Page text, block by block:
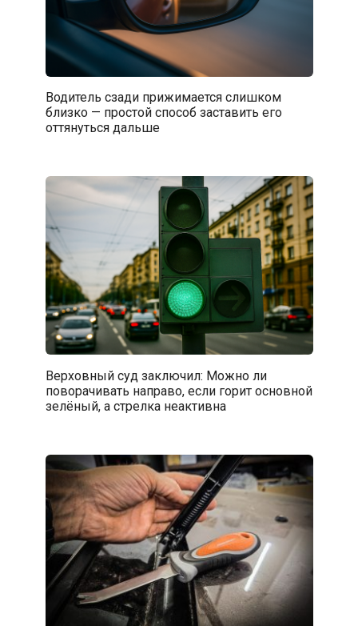
Водитель сзади прижимается слишком
близко — простой способ заставить его
оттянуться дальше
Верховный суд заключил: Можно ли
поворачивать направо, если горит основной
зелёный, а стрелка неактивна